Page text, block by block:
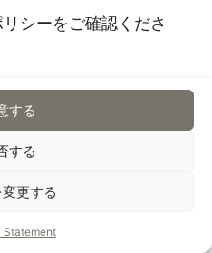
シーをご確認くださ
する
する
更する
Statement
ニュー！
ラリーで載せます…